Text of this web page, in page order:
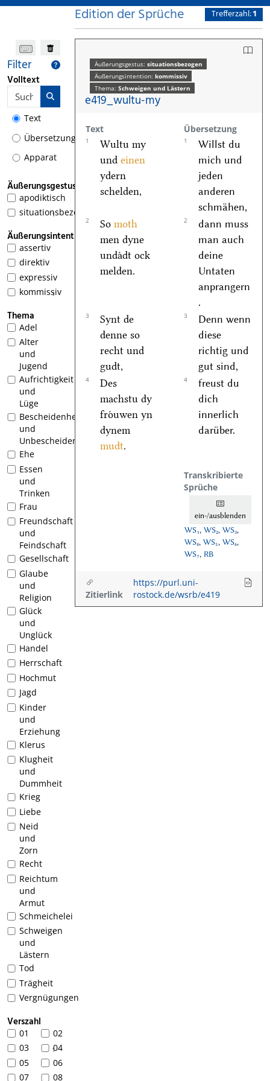
Filter
Volltext
Text
Übersetzung
Apparat
Äußerungsgestus
apodiktisch
1
situationsbezogen
Äußerungsintention
assertiv
direktiv
expressiv
1
kommissiv
Thema
Adel
Alter
und
Jugend
Aufrichtigkeit
und
Lüge
Bescheidenheit
und
Unbescheidenheit
Ehe
Essen
und
Trinken
Frau
Freundschaft
und
Feindschaft
Gesellschaft
Glaube
und
Religion
Glück
und
Unglück
Handel
Herrschaft
Hochmut
Jagd
Kinder
und
Erziehung
Klerus
Klugheit
und
Dummheit
Krieg
Liebe
Neid
und
Zorn
Recht
Reichtum
und
Armut
Schmeichelei
1
Schweigen
und
Lästern
Tod
Trägheit
Vergnügungen
Verszahl
01
02
03
104
05
06
07
08
Edition der Sprüche Trefferzahl:1
Äußerungsgestus: situationsbezogen
Äußerungsintention: kommissiv
Thema: Schweigen und Lästern
e419_wultu-my
Text Übersetzung
1
Wultu my
und einen
ydern
schelden,
1
Willst du
mich und
jeden
anderen
schmähen,
2 So moth
men dyne
undaͤdt ock
melden.
2
dann muss
man auch
deine
Untaten
anprangern
.
3
Synt de
denne so
recht und
gudt,
3
Denn wenn
diese
richtig und
gut sind,
4
Des
machstu dy
froͤuwen yn
dynem
mudt.
4
freust du
dich
innerlich
darüber.
Transkribierte
Sprüche
ein-/ausblenden
WS₁, WS₂, WS₃,
WS₄, WS₅, WS₆,
WS₇, RB
Zitierlink
https://purl.uni-
rostock.de/wsrb/e419